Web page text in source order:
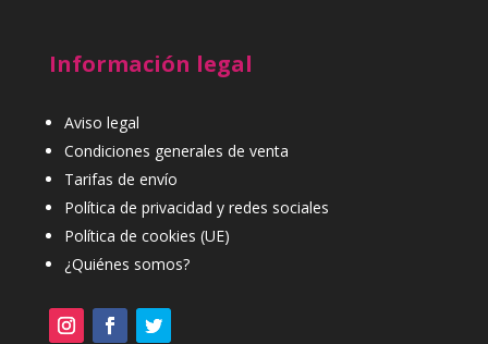
Información legal
Aviso legal
Condiciones generales de venta
Tarifas de envío
Política de privacidad y redes sociales
Política de cookies (UE)
¿Quiénes somos?